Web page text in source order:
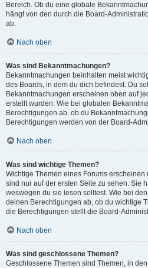
Bereich. Ob du eine globale
hängt von den durch die Board-
ab.
Nach oben
Was sind Bekanntmachungen?
Bekanntmachungen beinhalten meist
des Boards, in dem du dich befindest. Du
Bekanntmachungen erscheinen oben auf
erstellt wurden. Wie bei globalen
Berechtigungen ab, ob du
Berechtigungen werden von der Board-
Nach oben
Was sind wichtige Themen?
Wichtige Themen eines Forums
sind nur auf der ersten Seite zu sehen. Sie
weswegen du sie lesen solltest. Wie bei
deinen Berechtigungen ab, ob du wichtige
die Berechtigungen stellt die Board-
Nach oben
Was sind geschlossene Themen?
Geschlossene Themen sind Themen, in